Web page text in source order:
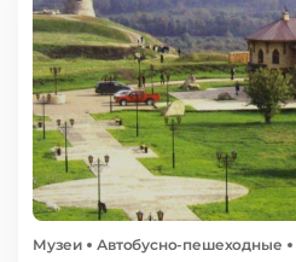
Музеи Автобусно-пешеходные